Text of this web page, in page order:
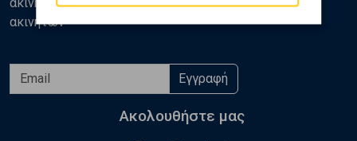
ακινήτων
Εγγραφή
Ακολουθήστε μας